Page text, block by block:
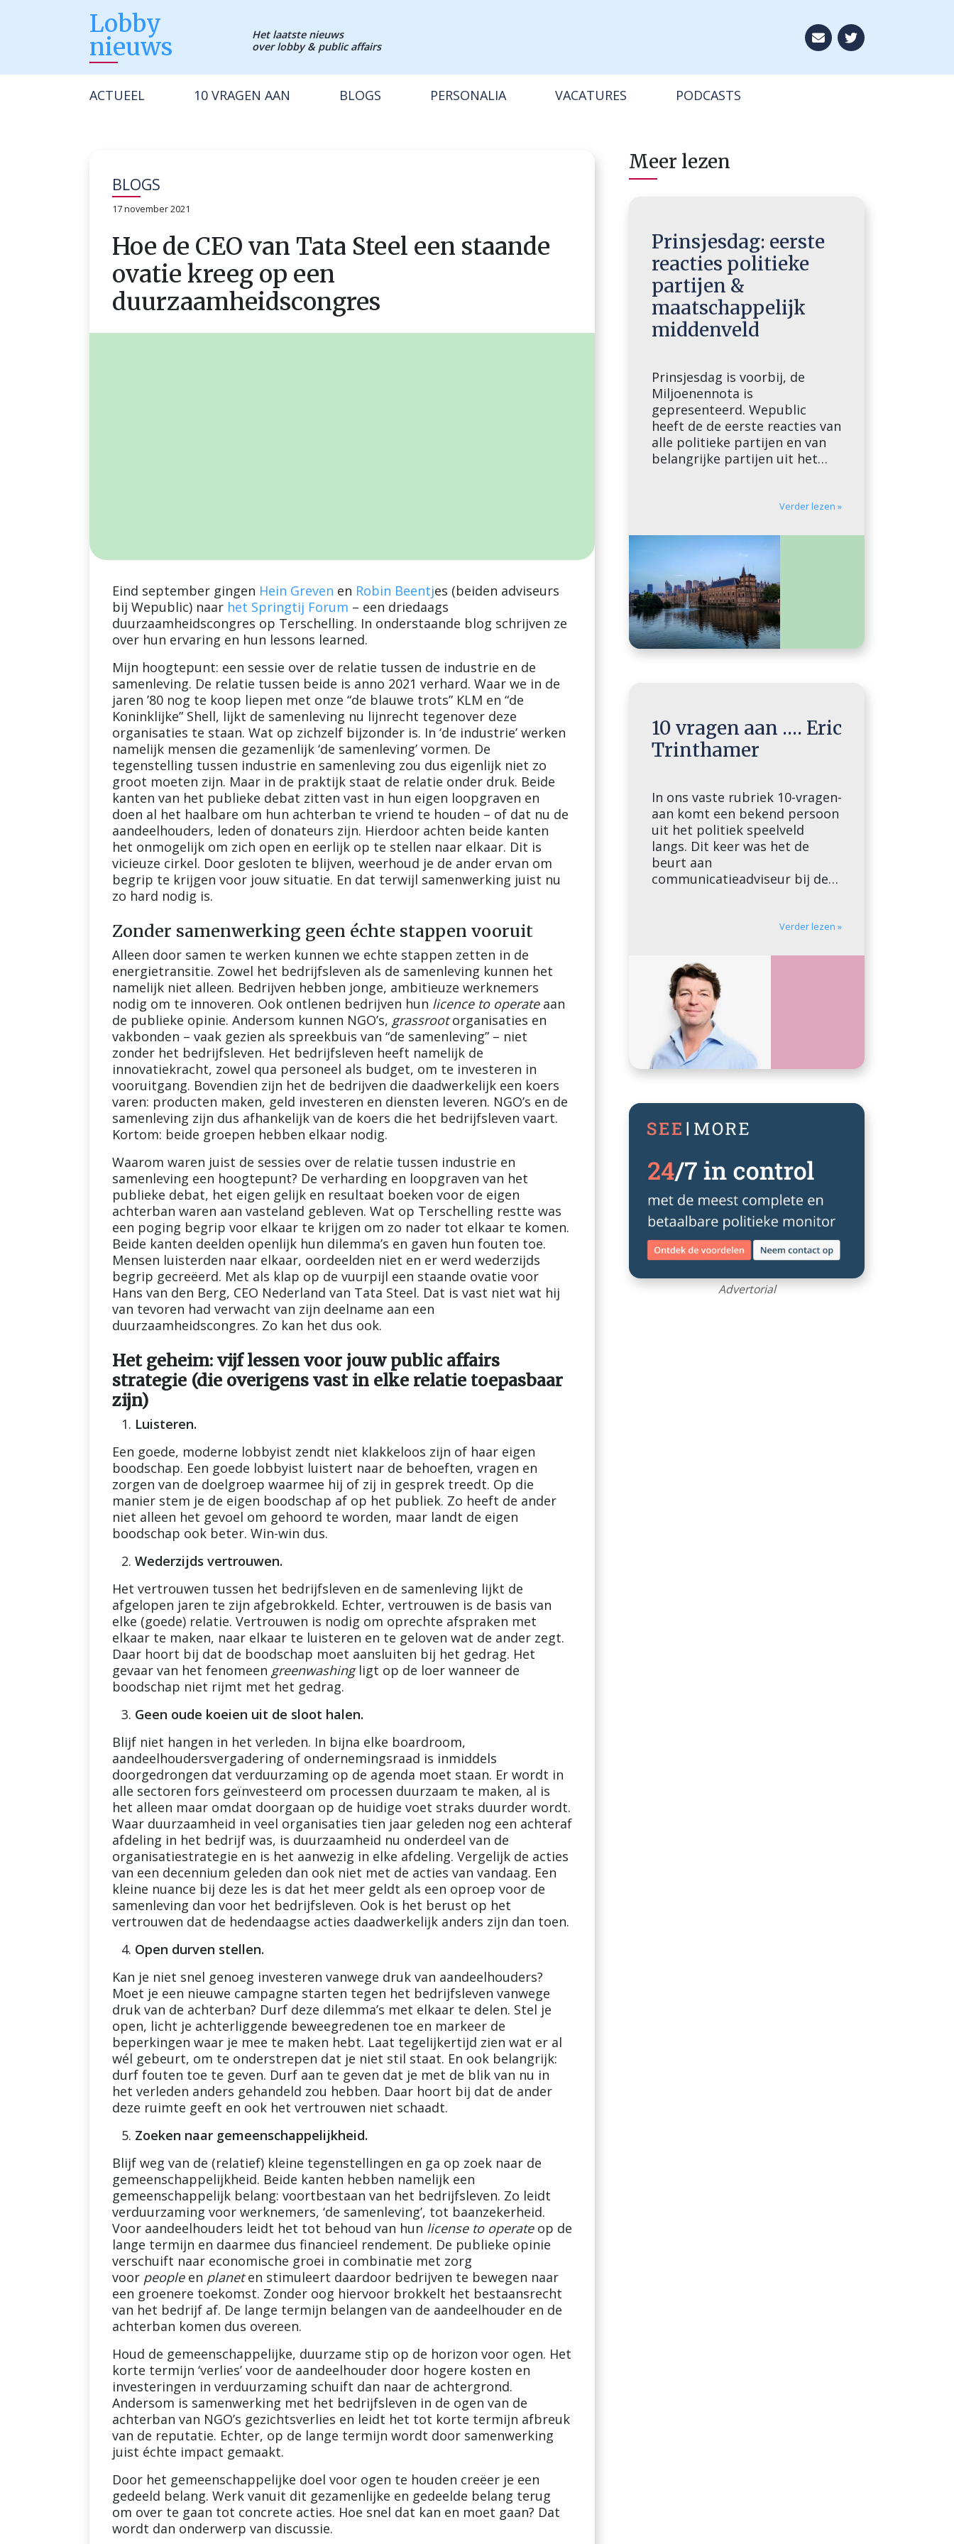
Lobby
nieuws
Het laatste nieuws
over lobby & public affairs
Aboneer op onze
ACTUEEL 10 VRAGEN AAN BLOGS PERSONALIA VACATURES PODCASTS
BLOGS
17 november 2021
Hoe de CEO van Tata Steel een staande
ovatie kreeg op een
duurzaamheidscongres
Eind september gingen Hein Greven en Robin Beentjes (beiden adviseurs
bij Wepublic) naar het Springtij Forum – een driedaags
duurzaamheidscongres op Terschelling. In onderstaande blog schrijven ze
over hun ervaring en hun lessons learned.
Mijn hoogtepunt: een sessie over de relatie tussen de industrie en de
samenleving. De relatie tussen beide is anno 2021 verhard. Waar we in de
jaren ’80 nog te koop liepen met onze “de blauwe trots” KLM en “de
Koninklijke” Shell, lijkt de samenleving nu lijnrecht tegenover deze
organisaties te staan. Wat op zichzelf bijzonder is. In ‘de industrie’ werken
namelijk mensen die gezamenlijk ‘de samenleving’ vormen. De
tegenstelling tussen industrie en samenleving zou dus eigenlijk niet zo
groot moeten zijn. Maar in de praktijk staat de relatie onder druk. Beide
kanten van het publieke debat zitten vast in hun eigen loopgraven en
doen al het haalbare om hun achterban te vriend te houden – of dat nu de
aandeelhouders, leden of donateurs zijn. Hierdoor achten beide kanten
het onmogelijk om zich open en eerlijk op te stellen naar elkaar. Dit is
vicieuze cirkel. Door gesloten te blijven, weerhoud je de ander ervan om
begrip te krijgen voor jouw situatie. En dat terwijl samenwerking juist nu
zo hard nodig is.
Zonder samenwerking geen échte stappen vooruit
Alleen door samen te werken kunnen we echte stappen zetten in de
energietransitie. Zowel het bedrijfsleven als de samenleving kunnen het
namelijk niet alleen. Bedrijven hebben jonge, ambitieuze werknemers
nodig om te innoveren. Ook ontlenen bedrijven hun licence to operate aan
de publieke opinie. Andersom kunnen NGO’s, grassrootorganisaties en
vakbonden – vaak gezien als spreekbuis van “de samenleving” – niet
zonder het bedrijfsleven. Het bedrijfsleven heeft namelijk de
innovatiekracht, zowel qua personeel als budget, om te investeren in
vooruitgang. Bovendien zijn het de bedrijven die daadwerkelijk een koers
varen: producten maken, geld investeren en diensten leveren. NGO’s en de
samenleving zijn dus afhankelijk van de koers die het bedrijfsleven vaart.
Kortom: beide groepen hebben elkaar nodig.
Waarom waren juist de sessies over de relatie tussen industrie en
samenleving een hoogtepunt? De verharding en loopgraven van het
publieke debat, het eigen gelijk en resultaat boeken voor de eigen
achterban waren aan vasteland gebleven. Wat op Terschelling restte was
een poging begrip voor elkaar te krijgen om zo nader tot elkaar te komen.
Beide kanten deelden openlijk hun dilemma’s en gaven hun fouten toe.
Mensen luisterden naar elkaar, oordeelden niet en er werd wederzijds
begrip gecreëerd. Met als klap op de vuurpijl een staande ovatie voor
Hans van den Berg, CEO Nederland van Tata Steel. Dat is vast niet wat hij
van tevoren had verwacht van zijn deelname aan een
duurzaamheidscongres. Zo kan het dus ook.
Het geheim: vijf lessen voor jouw public affairs
strategie (die overigens vast in elke relatie toepasbaar
zijn)
Luisteren.
Een goede, moderne lobbyist zendt niet klakkeloos zijn of haar eigen
boodschap. Een goede lobbyist luistert naar de behoeften, vragen en
zorgen van de doelgroep waarmee hij of zij in gesprek treedt. Op die
manier stem je de eigen boodschap af op het publiek. Zo heeft de ander
niet alleen het gevoel om gehoord te worden, maar landt de eigen
boodschap ook beter. Win-win dus.
Wederzijds vertrouwen.
Het vertrouwen tussen het bedrijfsleven en de samenleving lijkt de
afgelopen jaren te zijn afgebrokkeld. Echter, vertrouwen is de basis van
elke (goede) relatie. Vertrouwen is nodig om oprechte afspraken met
elkaar te maken, naar elkaar te luisteren en te geloven wat de ander zegt.
Daar hoort bij dat de boodschap moet aansluiten bij het gedrag. Het
gevaar van het fenomeen greenwashing ligt op de loer wanneer de
boodschap niet rijmt met het gedrag.
Geen oude koeien uit de sloot halen.
Blijf niet hangen in het verleden. In bijna elke boardroom,
aandeelhoudersvergadering of ondernemingsraad is inmiddels
doorgedrongen dat verduurzaming op de agenda moet staan. Er wordt in
alle sectoren fors geïnvesteerd om processen duurzaam te maken, al is
het alleen maar omdat doorgaan op de huidige voet straks duurder wordt.
Waar duurzaamheid in veel organisaties tien jaar geleden nog een achteraf
afdeling in het bedrijf was, is duurzaamheid nu onderdeel van de
organisatiestrategie en is het aanwezig in elke afdeling. Vergelijk de acties
van een decennium geleden dan ook niet met de acties van vandaag. Een
kleine nuance bij deze les is dat het meer geldt als een oproep voor de
samenleving dan voor het bedrijfsleven. Ook is het berust op het
vertrouwen dat de hedendaagse acties daadwerkelijk anders zijn dan toen.
Open durven stellen.
Kan je niet snel genoeg investeren vanwege druk van aandeelhouders?
Moet je een nieuwe campagne starten tegen het bedrijfsleven vanwege
druk van de achterban? Durf deze dilemma’s met elkaar te delen. Stel je
open, licht je achterliggende beweegredenen toe en markeer de
beperkingen waar je mee te maken hebt. Laat tegelijkertijd zien wat er al
wél gebeurt, om te onderstrepen dat je niet stil staat. En ook belangrijk:
durf fouten toe te geven. Durf aan te geven dat je met de blik van nu in
het verleden anders gehandeld zou hebben. Daar hoort bij dat de ander
deze ruimte geeft en ook het vertrouwen niet schaadt.
Zoeken naar gemeenschappelijkheid.
Blijf weg van de (relatief) kleine tegenstellingen en ga op zoek naar de
gemeenschappelijkheid. Beide kanten hebben namelijk een
gemeenschappelijk belang: voortbestaan van het bedrijfsleven. Zo leidt
verduurzaming voor werknemers, ‘de samenleving’, tot baanzekerheid.
Voor aandeelhouders leidt het tot behoud van hun license to operateop de
lange termijn en daarmee dus financieel rendement. De publieke opinie
verschuift naar economische groei in combinatie met zorg
voor peopleen planeten stimuleert daardoor bedrijven te bewegen naar
een groenere toekomst. Zonder oog hiervoor brokkelt het bestaansrecht
van het bedrijf af. De lange termijn belangen van de aandeelhouder en de
achterban komen dus overeen.
Houd de gemeenschappelijke, duurzame stip op de horizon voor ogen. Het
korte termijn ‘verlies’ voor de aandeelhouder door hogere kosten en
investeringen in verduurzaming schuift dan naar de achtergrond.
Andersom is samenwerking met het bedrijfsleven in de ogen van de
achterban van NGO’s gezichtsverlies en leidt het tot korte termijn afbreuk
van de reputatie. Echter, op de lange termijn wordt door samenwerking
juist échte impact gemaakt.
Door het gemeenschappelijke doel voor ogen te houden creëer je een
gedeeld belang. Werk vanuit dit gezamenlijke en gedeelde belang terug
om over te gaan tot concrete acties. Hoe snel dat kan en moet gaan? Dat
wordt dan onderwerp van discussie.
Meer lezen
Prinsjesdag: eerste
reacties politieke
partijen &
maatschappelijk
middenveld
Prinsjesdag is voorbij, de
Miljoenennota is
gepresenteerd. Wepublic
heeft de de eerste reacties van
alle politieke partijen en van
belangrijke partijen uit het
partijen VVD Al met al komen
en dat is hard nodig. We
hebben een moeilijke tijd
achter de rug en […]
Verder lezen »
10 vragen aan …. Eric
Trinthamer
In ons vaste rubriek 10-vragen-
aan komt een bekend persoon
uit het politiek speelveld
langs. Dit keer was het de
beurt aan
communicatieadviseur bij de
Verder lezen »
Advertorial